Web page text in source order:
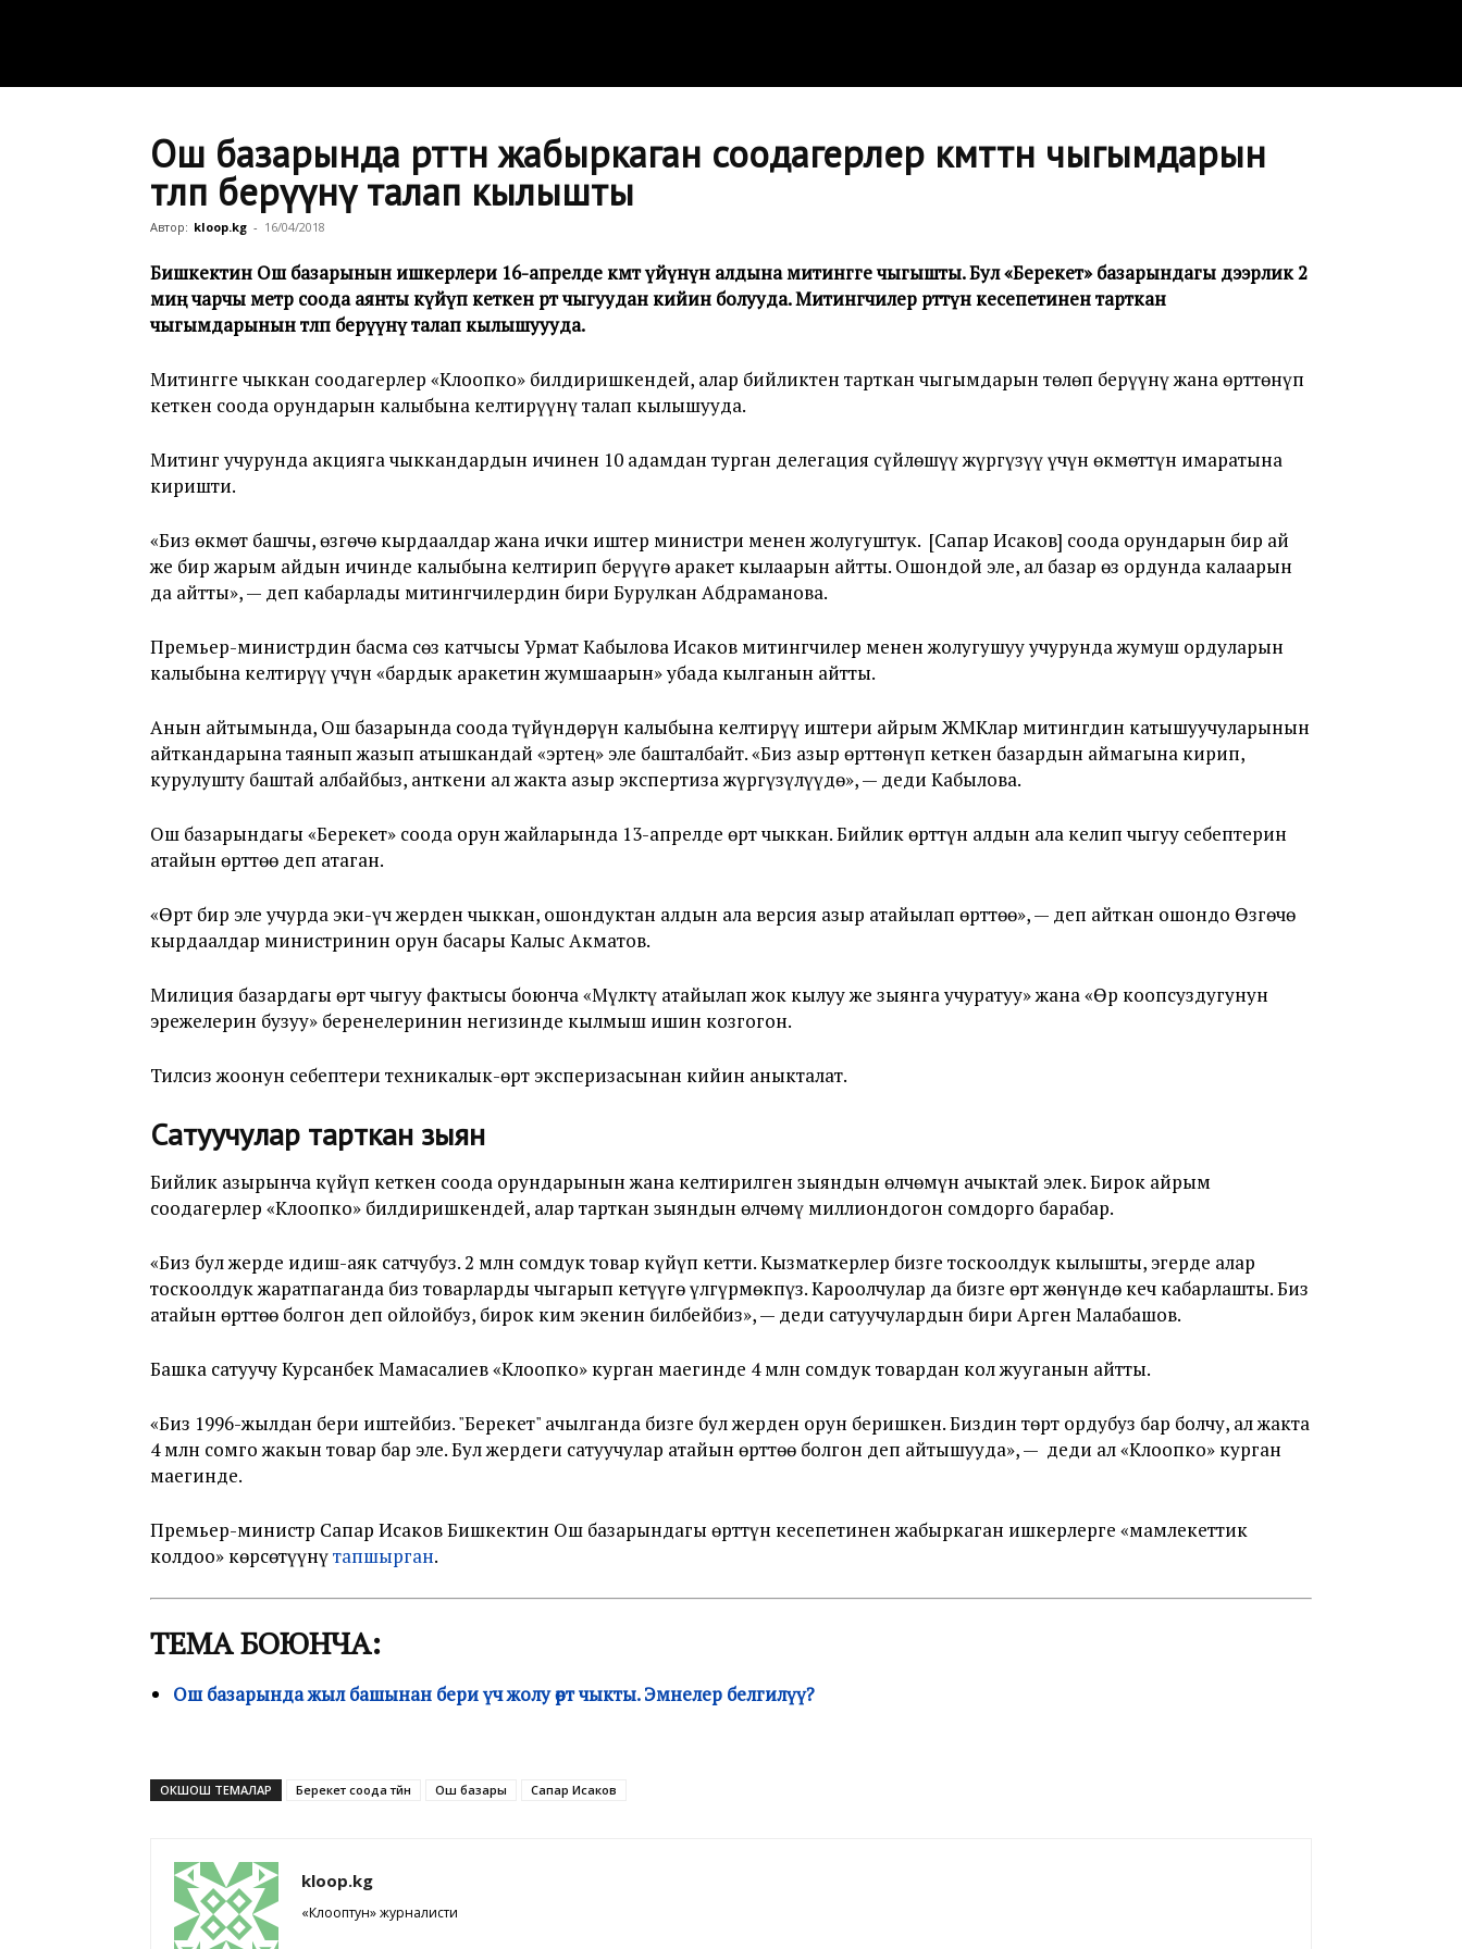
Ош базарында өрттөн жабыркаган соодагерлер өкмөттөн чыгымдарын
төлөп берүүнү талап кылышты
Автор: kloop.kg - 16/04/2018
Бишкектин Ош базарынын ишкерлери 16-апрелде өкмөт үйүнүн алдына митингге чыгышты. Бул «Берекет» базарындагы дээрлик 2
миң чарчы метр соода аянты күйүп кеткен өрт чыгуудан кийин болууда. Митингчилер өрттүн кесепетинен тарткан
чыгымдарынын төлөп берүүнү талап кылышуууда.
Митингге чыккан соодагерлер «Клоопко» билдиришкендей, алар бийликтен тарткан чыгымдарын төлөп берүүнү жана өрттөнүп
кеткен соода орундарын калыбына келтирүүнү талап кылышууда.
Митинг учурунда акцияга чыккандардын ичинен 10 адамдан турган делегация сүйлөшүү жүргүзүү үчүн өкмөттүн имаратына
киришти.
«Биз өкмөт башчы, өзгөчө кырдаалдар жана ички иштер министри менен жолугуштук. [Сапар Исаков] соода орундарын бир ай
же бир жарым айдын ичинде калыбына келтирип берүүгө аракет кылаарын айтты. Ошондой эле, ал базар өз ордунда калаарын
да айтты», — деп кабарлады митингчилердин бири Бурулкан Абдраманова.
Премьер-министрдин басма сөз катчысы Урмат Кабылова Исаков митингчилер менен жолугушуу учурунда жумуш ордуларын
калыбына келтирүү үчүн «бардык аракетин жумшаарын» убада кылганын айтты.
Анын айтымында, Ош базарында соода түйүндөрүн калыбына келтирүү иштери айрым ЖМКлар митингдин катышуучуларынын
айткандарына таянып жазып атышкандай «эртең» эле башталбайт. «Биз азыр өрттөнүп кеткен базардын аймагына кирип,
курулушту баштай албайбыз, анткени ал жакта азыр экспертиза жүргүзүлүүдө», — деди Кабылова.
Ош базарындагы «Берекет» соода орун жайларында 13-апрелде өрт чыккан. Бийлик өрттүн алдын ала келип чыгуу себептерин
атайын өрттөө деп атаган.
«Өрт бир эле учурда эки-үч жерден чыккан, ошондуктан алдын ала версия азыр атайылап өрттөө», — деп айткан ошондо Өзгөчө
кырдаалдар министринин орун басары Калыс Акматов.
Милиция базардагы өрт чыгуу фактысы боюнча «Мүлктү атайылап жок кылуу же зыянга учуратуу» жана «Өр коопсуздугунун
эрежелерин бузуу» беренелеринин негизинде кылмыш ишин козгогон.
Тилсиз жоонун себептери техникалык-өрт эксперизасынан кийин аныкталат.
Сатуучулар тарткан зыян
Бийлик азырынча күйүп кеткен соода орундарынын жана келтирилген зыяндын өлчөмүн ачыктай элек. Бирок айрым
соодагерлер «Клоопко» билдиришкендей, алар тарткан зыяндын өлчөмү миллиондогон сомдорго барабар.
«Биз бул жерде идиш-аяк сатчубуз. 2 млн сомдук товар күйүп кетти. Кызматкерлер бизге тоскоолдук кылышты, эгерде алар
тоскоолдук жаратпаганда биз товарларды чыгарып кетүүгө үлгүрмөкпүз. Кароолчулар да бизге өрт жөнүндө кеч кабарлашты. Биз
атайын өрттөө болгон деп ойлойбуз, бирок ким экенин билбейбиз», — деди сатуучулардын бири Арген Малабашов.
Башка сатуучу Курсанбек Мамасалиев «Клоопко» курган маегинде 4 млн сомдук товардан кол жууганын айтты.
«Биз 1996-жылдан бери иштейбиз. "Берекет" ачылганда бизге бул жерден орун беришкен. Биздин төрт ордубуз бар болчу, ал жакта
4 млн сомго жакын товар бар эле. Бул жердеги сатуучулар атайын өрттөө болгон деп айтышууда», — деди ал «Клоопко» курган
маегинде.
Премьер-министр Сапар Исаков Бишкектин Ош базарындагы өрттүн кесепетинен жабыркаган ишкерлерге «мамлекеттик
колдоо» көрсөтүүнүтапшырган.
ТЕМА БОЮНЧА:
Ош базарында жыл башынан бери үч жолу өрт чыкты. Эмнелер белгилүү?
ОКШОШ ТЕМАЛАР Берекет соода түйүнү Ош базары Сапар Исаков
kloop.kg
«Клооптун» журналисти